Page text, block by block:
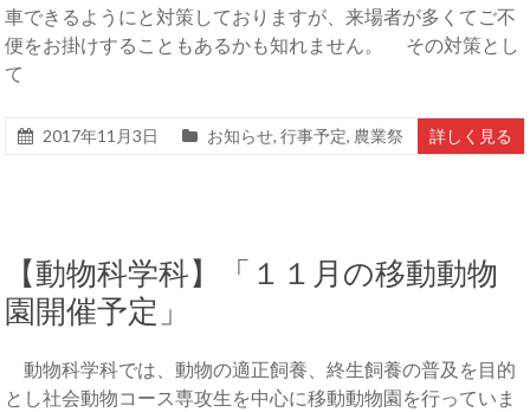
車できるようにと対策しておりますが、来場者が多くてご不
便をお掛けすることもあるかも知れません。 その対策とし
て
2017年11月3日 お知らせ,行事予定, 農業祭 詳しく見る
【動物科学科】「１１月の移動動物
園開催予定」
動物科学科では、動物の適正飼養、終生飼養の普及を目的
とし社会動物コース専攻生を中心に移動動物園を行っていま